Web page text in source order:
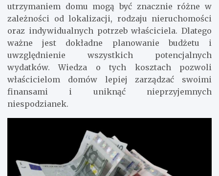
utrzymaniem domu mogą być znacznie różne w
zależności od lokalizacji, rodzaju nieruchomości
oraz indywidualnych potrzeb właściciela. Dlatego
ważne jest dokładne planowanie budżetu i
uwzględnienie wszystkich potencjalnych
wydatków. Wiedza o tych kosztach pozwoli
właścicielom domów lepiej zarządzać swoimi
finansami i uniknąć nieprzyjemnych
niespodzianek.